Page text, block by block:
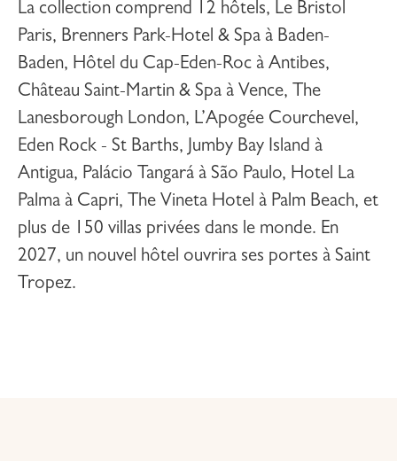
La collection comprend 12 hôtels, Le Bristol
Paris, Brenners Park-Hotel & Spa à Baden-
Baden, Hôtel du Cap-Eden-Roc à Antibes,
Château Saint-Martin & Spa à Vence, The
Lanesborough London, L’Apogée Courchevel,
Eden Rock - St Barths, Jumby Bay Island à
Antigua, Palácio Tangará à São Paulo, Hotel La
Palma à Capri, The Vineta Hotel à Palm Beach, et
plus de 150 villas privées dans le monde. En
2027, un nouvel hôtel ouvrira ses portes à Saint
Tropez.